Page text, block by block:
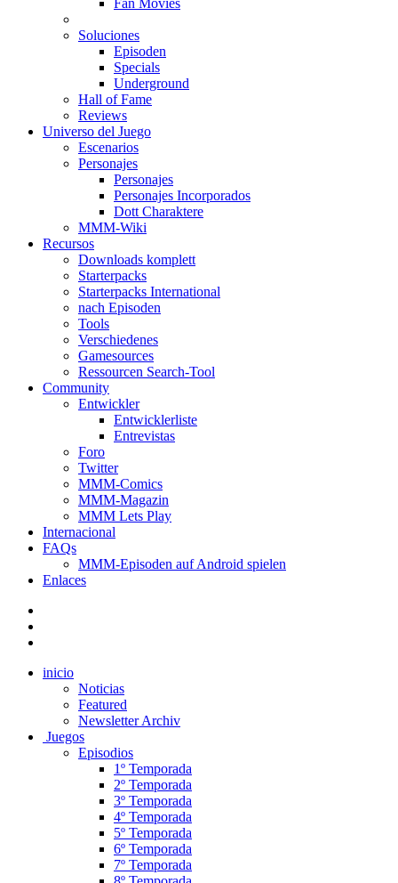
Fan Movies
Soluciones
Episoden
Specials
Underground
Hall of Fame
Reviews
Universo del Juego
Escenarios
Personajes
Personajes
Personajes Incorporados
Dott Charaktere
MMM-Wiki
Recursos
Downloads komplett
Starterpacks
Starterpacks International
nach Episoden
Tools
Verschiedenes
Gamesources
Ressourcen Search-Tool
Community
Entwickler
Entwicklerliste
Entrevistas
Foro
Twitter
MMM-Comics
MMM-Magazin
MMM Lets Play
Internacional
FAQs
MMM-Episoden auf Android spielen
Enlaces
inicio
Noticias
Featured
Newsletter Archiv
Juegos
Episodios
1º Temporada
2º Temporada
3º Temporada
4º Temporada
5º Temporada
6º Temporada
7º Temporada